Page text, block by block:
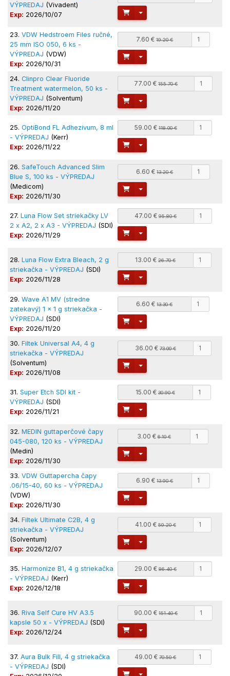
VÝPREDAJ (Vivadent)
Exp: 2026/10/07 Toggle Dropdown
23. VDW Hedstroem Files ručné,
25 mm ISO 050, 6 ks -
VÝPREDAJ (VDW)
Exp: 2026/10/31
7.60 €19.20 €
Toggle Dropdown
24. Clinpro Clear Fluoride
Treatment watermelon, 50 ks -
VÝPREDAJ (Solventum)
Exp: 2026/11/20
77.00 €155.70 €
Toggle Dropdown
25. OptiBond FL Adhezivum, 8 ml
- VÝPREDAJ (Kerr)
Exp: 2026/11/22
59.00 €118.00 €
Toggle Dropdown
26. SafeTouch Advanced Slim
Blue S, 100 ks - VÝPREDAJ
(Medicom)
Exp: 2026/11/30
6.60 €13.20 €
Toggle Dropdown
27. Luna Flow Set striekačky LV
2 x A2, 2 x A3 - VÝPREDAJ (SDI)
Exp: 2026/11/29
47.00 €95.80 €
Toggle Dropdown
28. Luna Flow Extra Bleach, 2 g
striekačka - VÝPREDAJ (SDI)
Exp: 2026/11/28
13.00 €26.70 €
Toggle Dropdown
29. Wave A1 MV (stredne
zatekavý) 1 x 1 g striekačka -
VÝPREDAJ (SDI)
Exp: 2026/11/20
6.60 €13.30 €
Toggle Dropdown
30. Filtek Universal A4, 4 g
striekačka - VÝPREDAJ
(Solventum)
Exp: 2026/11/08
36.00 €73.00 €
Toggle Dropdown
31. Super Etch SDI kit -
VÝPREDAJ (SDI)
Exp: 2026/11/21
15.00 €30.90 €
Toggle Dropdown
32. MEDIN guttaperčové čapy
045-080, 120 ks - VÝPREDAJ
(Medin)
Exp: 2026/11/30
3.00 €6.10 €
Toggle Dropdown
33. VDW Guttapercha čapy
.06/15-40, 60 ks - VÝPREDAJ
(VDW)
Exp: 2026/11/30
6.90 €13.90 €
Toggle Dropdown
34. Filtek Ultimate C2B, 4 g
striekačka - VÝPREDAJ
(Solventum)
Exp: 2026/12/07
41.00 €59.20 €
Toggle Dropdown
35. Harmonize B1, 4 g striekačka
- VÝPREDAJ (Kerr)
Exp: 2026/12/18
29.00 €86.40 €
Toggle Dropdown
36. Riva Self Cure HV A3.5
kapsle 50 x - VÝPREDAJ (SDI)
Exp: 2026/12/24
90.00 €151.40 €
Toggle Dropdown
37. Aura Bulk Fill, 4 g striekačka
- VÝPREDAJ (SDI)
49.00 €70.50 €
Toggle Dropdown